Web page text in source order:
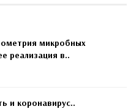
микробных
реализация в..
и коронавирус..